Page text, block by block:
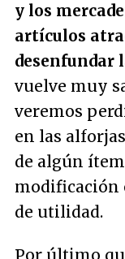
y los
artículos
desenfundar
vuelve muy
veremos
en las
de algún
modificación
de utilidad.
Por último